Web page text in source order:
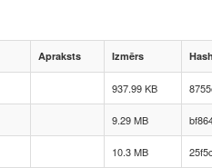
Apraksts Izmērs Hash
937.99 KB
9.29 MB
10.3 MB